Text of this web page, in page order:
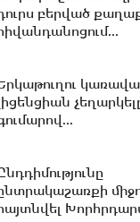
13:27 - Շալվա
հղել Ռուբեն
-ՀԷՑ-ը
-Խնդիր ենք
թթ.-ին
բերված